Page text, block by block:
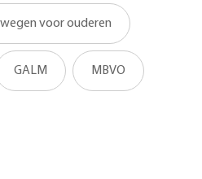
voor ouderen
GALM MBVO